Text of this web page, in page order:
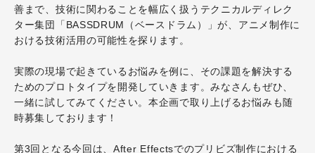
善まで、技術に関わることを幅広く扱うテクニカルディレク
ター集団「BASSDRUM（ベースドラム）」が、アニメ制作に
おける技術活用の可能性を探ります。
実際の現場で起きているお悩みを例に、その課題を解決する
ためのプロトタイプを開発していきます。みなさんもぜひ、
一緒に試してみてください。本企画で取り上げるお悩みも随
時募集しております！
第3回となる今回は、After Effectsでのプリビズ制作における